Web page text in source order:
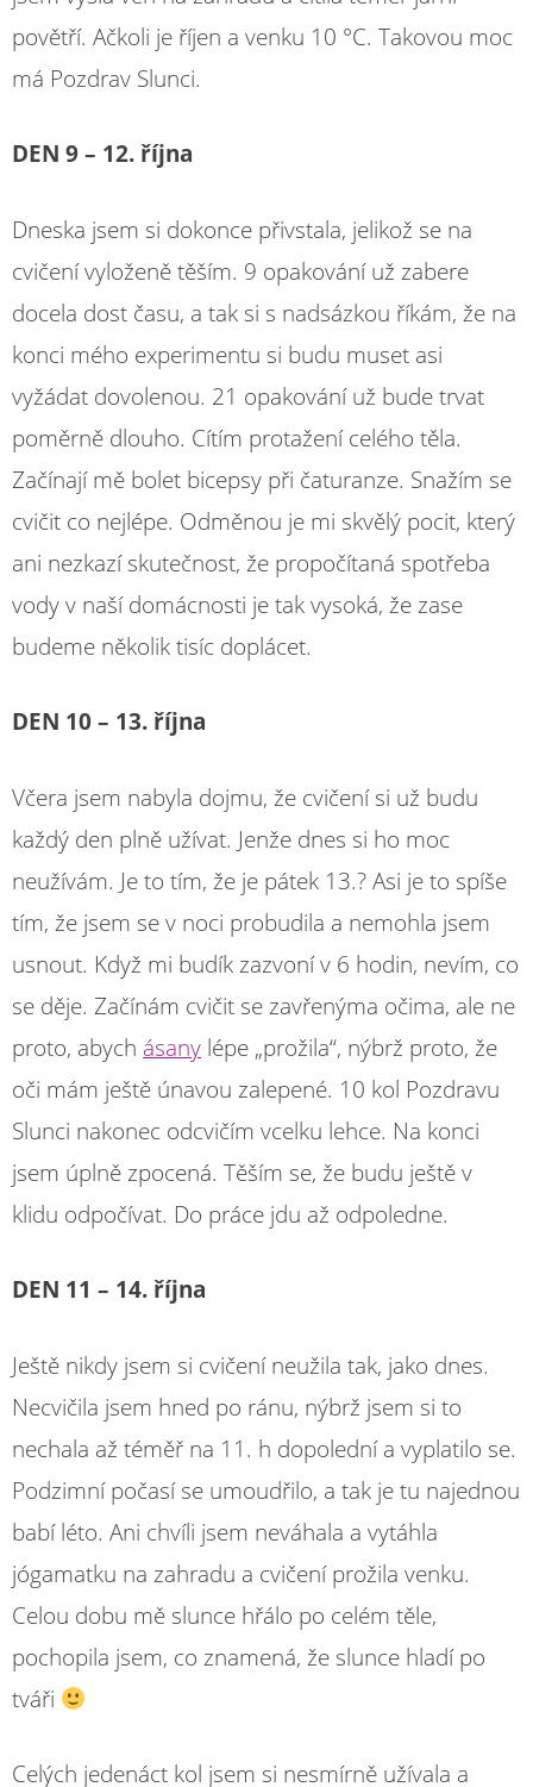
povětří. Ačkoli je říjen a venku 10 °C. Takovou moc
má Pozdrav Slunci.
DEN 9 – 12. října
Dneska jsem si dokonce přivstala, jelikož se na
cvičení vyloženě těším. 9 opakování už zabere
docela dost času, a tak si s nadsázkou říkám, že na
konci mého experimentu si budu muset asi
vyžádat dovolenou. 21 opakování už bude trvat
poměrně dlouho. Cítím protažení celého těla.
Začínají mě bolet bicepsy při čaturanze. Snažím se
cvičit co nejlépe. Odměnou je mi skvělý pocit, který
ani nezkazí skutečnost, že propočítaná spotřeba
vody v naší domácnosti je tak vysoká, že zase
budeme několik tisíc doplácet.
DEN 10 – 13. října
Včera jsem nabyla dojmu, že cvičení si už budu
každý den plně užívat. Jenže dnes si ho moc
neužívám. Je to tím, že je pátek 13.? Asi je to spíše
tím, že jsem se v noci probudila a nemohla jsem
usnout. Když mi budík zazvoní v 6 hodin, nevím, co
se děje. Začínám cvičit se zavřenýma očima, ale ne
proto, abych ásany lépe „prožila“, nýbrž proto, že
oči mám ještě únavou zalepené. 10 kol Pozdravu
Slunci nakonec odcvičím vcelku lehce. Na konci
jsem úplně zpocená. Těším se, že budu ještě v
klidu odpočívat. Do práce jdu až odpoledne.
DEN 11 – 14. října
Ještě nikdy jsem si cvičení neužila tak, jako dnes.
Necvičila jsem hned po ránu, nýbrž jsem si to
nechala až téměř na 11. h dopolední a vyplatilo se.
Podzimní počasí se umoudřilo, a tak je tu najednou
babí léto. Ani chvíli jsem neváhala a vytáhla
jógamatku na zahradu a cvičení prožila venku.
Celou dobu mě slunce hřálo po celém těle,
pochopila jsem, co znamená, že slunce hladí po
tváři
Celých jedenáct kol jsem si nesmírně užívala a